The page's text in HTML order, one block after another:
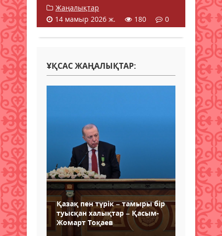
Жаңалықтар
14 мамыр 2026 ж.
180 0
ҰҚСАС ЖАҢАЛЫҚТАР:
Қазақ пен түрік – тамыры бір
туысқан халықтар – Қасым-
Жомарт Тоқаев